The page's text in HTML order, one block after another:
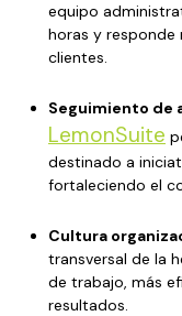
equipo
horas y responde
clientes.
Seguimiento de
LemonSuite
destinado a
fortaleciendo el
Cultura
transversal de la
de trabajo, más
resultados.